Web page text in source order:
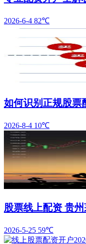
2026-6-4 82℃
如何识别正规股票
2026-8-4 10℃
股票线上配资 贵
2026-5-25 59℃